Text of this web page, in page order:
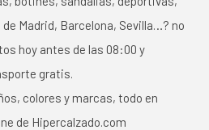
Madrid, Barcelona, Sevilla…? no
hoy antes de las 08:00 y
gratis.
colores y marcas, todo en
de Hipercalzado.com